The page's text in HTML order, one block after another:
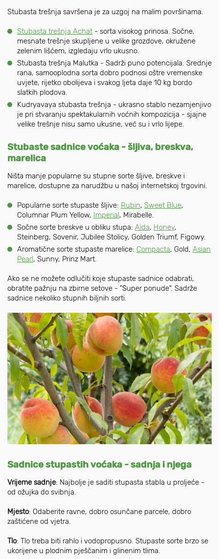
Stubasta trešnja savršena je za uzgoj na malim površinama.
Stubasta trešnja Achat - sorta visokog prinosa. Sočne,
mesnate trešnje skupljene u velike grozdove, okružene
zelenim lišćem, izgledaju vrlo ukusno.
Stubasta trešnja Malutka - Sadrži puno potencijala. Srednje
rana, samooplodna sorta dobro podnosi oštre vremenske
uvjete, rijetko obolijeva i svakog ljeta daje 10 kg bordo
slatkih plodova.
Kudryavaya stubasta trešnja - ukrasno stablo nezamjenjivo
je pri stvaranju spektakularnih voćnih kompozicija - sjajne
velike trešnje nisu samo ukusne, već su i vrlo lijepe.
Stubaste sadnice voćaka - šljiva, breskva,
marelica
Ništa manje popularne su stupne sorte šljive, breskve i
marelice, dostupne za narudžbu u našoj internetskoj trgovini.
Popularne sorte stupaste šljive: Rubin, Sweet Blue,
Columnar Plum Yellow, Imperial, Mirabelle.
Sočne sorte breskve u obliku stupa: Aida, Honey,
Steinberg, Sovenir, Jubilee Stolicy, Golden Triumf, Figowy.
Aromatične sorte stupaste marelice: Compacta, Gold, Asian
Pearl, Sunny, Prinz Mart.
Ako se ne možete odlučiti koje stupaste sadnice odabrati,
obratite pažnju na zbirne setove - "Super ponude". Sadrže
sadnice nekoliko stupnih biljnih sorti.
Sadnice stupastih voćaka - sadnja i njega
Vrijeme sadnje: Najbolje je saditi stupasta stabla u proljeće -
od ožujka do svibnja.
Mjesto: Odaberite ravne, dobro osunčane parcele, dobro
zaštićene od vjetra.
Tlo: Tlo treba biti rahlo i vodopropusno. Stupaste sorte brzo se
ukorijene u plodnim pješčanim i glinenim tlima.